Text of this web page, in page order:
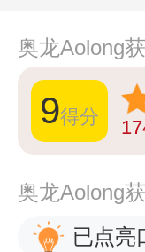
奥龙Aolong
9得分
奥龙Aolong
已点亮